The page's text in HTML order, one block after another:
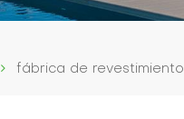
fábrica de